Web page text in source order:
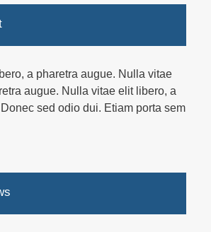
a pharetra augue. Nulla vitae
augue. Nulla vitae elit libero, a
sed odio dui. Etiam porta sem